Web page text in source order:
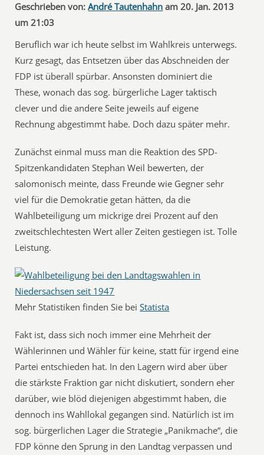
Geschrieben von: André Tautenhahn am 20. Jan. 2013
um 21:03
Beruflich war ich heute selbst im Wahlkreis unterwegs.
Kurz gesagt, das Entsetzen über das Abschneiden der
FDP ist überall spürbar. Ansonsten dominiert die
These, wonach das sog. bürgerliche Lager taktisch
clever und die andere Seite jeweils auf eigene
Rechnung abgestimmt habe. Doch dazu später mehr.
Zunächst einmal muss man die Reaktion des SPD-
Spitzenkandidaten Stephan Weil bewerten, der
salomonisch meinte, dass Freunde wie Gegner sehr
viel für die Demokratie getan hätten, da die
Wahlbeteiligung um mickrige drei Prozent auf den
zweitschlechtesten Wert aller Zeiten gestiegen ist. Tolle
Leistung.
Mehr Statistiken finden Sie beiStatista
Fakt ist, dass sich noch immer eine Mehrheit der
Wählerinnen und Wähler für keine, statt für irgend eine
Partei entschieden hat. In den Lagern wird aber über
die stärkste Fraktion gar nicht diskutiert, sondern eher
darüber, wie blöd diejenigen abgestimmt haben, die
dennoch ins Wahllokal gegangen sind. Natürlich ist im
sog. bürgerlichen Lager die Strategie „Panikmache“, die
FDP könne den Sprung in den Landtag verpassen und